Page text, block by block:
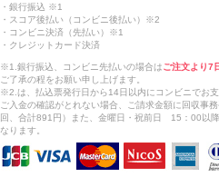
・銀行振込 ※1
・スコア後払い（コンビニ後払い）※2
・コンビニ決済（先払い）※1
・クレジットカード決済
※1.銀行振込、コンビニ先払いの場合はご注文より7
ご了承の程をお願い申し上げます。
※2.は、払込票発行日から14日以内にコンビニでお
ご入金の確認がとれない場合、ご請求金額に回収事
回、合計891円）また、金曜日・祝前日 15：00以
なります。